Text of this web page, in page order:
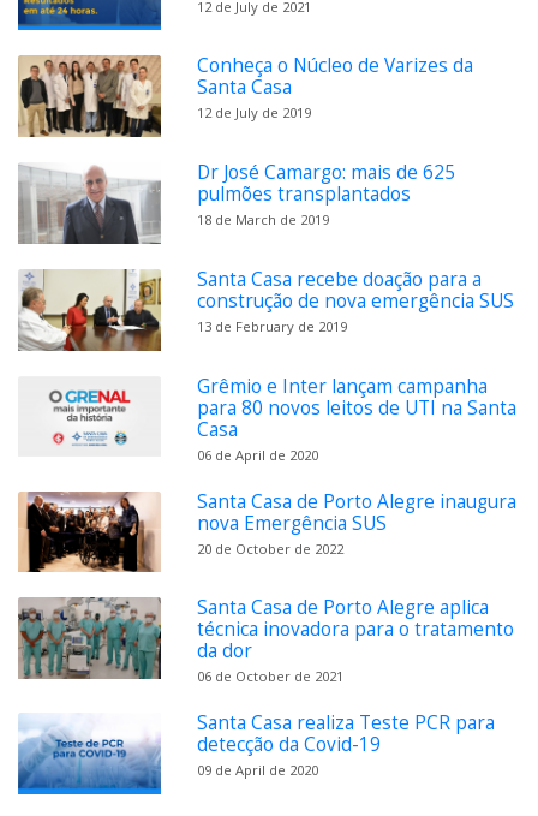
12 de July de 2021
Conheça o Núcleo de Varizes da
Santa Casa
12 de July de 2019
Dr José Camargo: mais de 625
pulmões transplantados
18 de March de 2019
Santa Casa recebe doação para a
construção de nova emergência SUS
13 de February de 2019
Grêmio e Inter lançam campanha
para 80 novos leitos de UTI na Santa
Casa
06 de April de 2020
Santa Casa de Porto Alegre inaugura
nova Emergência SUS
20 de October de 2022
Santa Casa de Porto Alegre aplica
técnica inovadora para o tratamento
da dor
06 de October de 2021
Santa Casa realiza Teste PCR para
detecção da Covid-19
09 de April de 2020